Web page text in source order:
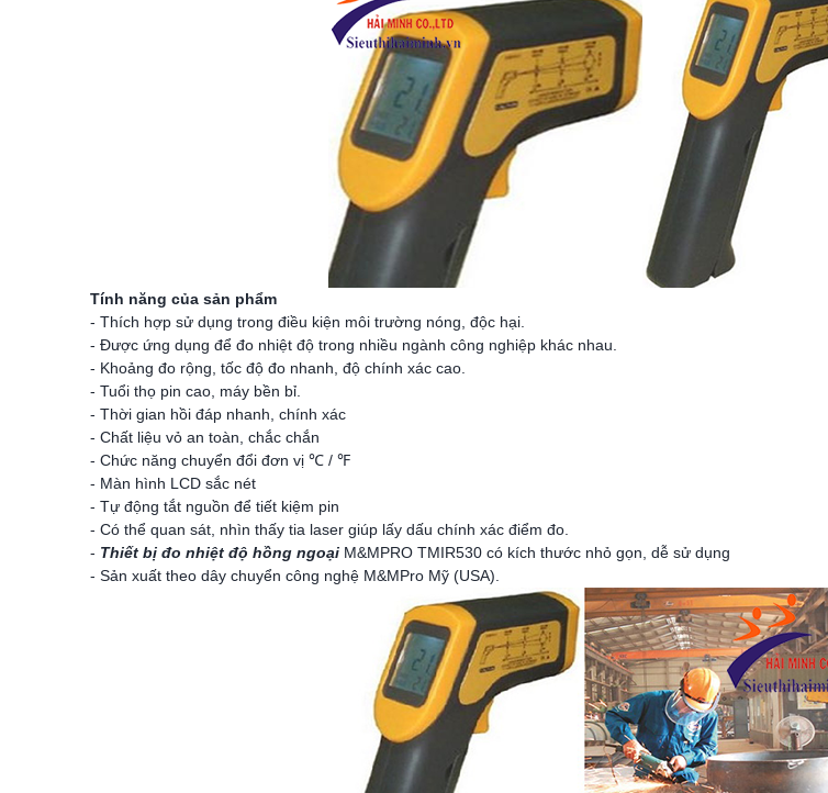
Tính năng của sản phẩm
- Thích hợp sử dụng trong điều kiện môi trường nóng, độc hại.
- Được ứng dụng để đo nhiệt độ trong nhiều ngành công nghiệp khác nhau.
- Khoảng đo rộng, tốc độ đo nhanh, độ chính xác cao.
- Tuổi thọ pin cao, máy bền bỉ.
- Thời gian hồi đáp nhanh, chính xác
- Chất liệu vỏ an toàn, chắc chắn
- Chức năng chuyển đổi đơn vị ℃ / ℉
- Màn hình LCD sắc nét
- Tự động tắt nguồn để tiết kiệm pin
- Có thể quan sát, nhìn thấy tia laser giúp lấy dấu chính xác điểm đo.
- Thiết bị đo nhiệt độ hồng ngoại M&MPRO TMIR530 có kích thước nhỏ gọn, dễ sử dụng
- Sản xuất theo dây chuyển công nghệ M&MPro Mỹ (USA).